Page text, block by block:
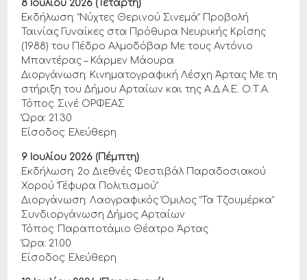
8 Ιουλίου 2026 (Τετάρτη)
Εκδήλωση: “Νύχτες Θερινού Σινεμά” Προβολή
Ταινίας Γυναίκες στα Πρόθυρα Νευρικής Κρίσης
(1988) του Πέδρο Αλμοδόβαρ Με τους Αντόνιο
Μπαντέρας – Κάρμεν Μάουρα
Διοργάνωση: Κινηματογραφική Λέσχη Άρτας Με τη
στήριξη του Δήμου Αρταίων και της Α.Δ.Α.Ε. Ο.Τ.Α.
Τόπος: Σινέ ΟΡΦΕΑΣ
Ώρα: 21.30
Είσοδος: Ελεύθερη
9 Ιουλίου 2026 (Πέμπτη)
Εκδήλωση: 2ο Διεθνές Φεστιβάλ Παραδοσιακού
Χορού “Γέφυρα Πολιτισμού”
Διοργάνωση: Λαογραφικός Όμιλος “Τα Τζουμέρκα”
Συνδιοργάνωση Δήμος Αρταίων
Τόπος: Παραποτάμιο Θέατρο Άρτας
Ώρα: 21.00
Είσοδος: Ελεύθερη